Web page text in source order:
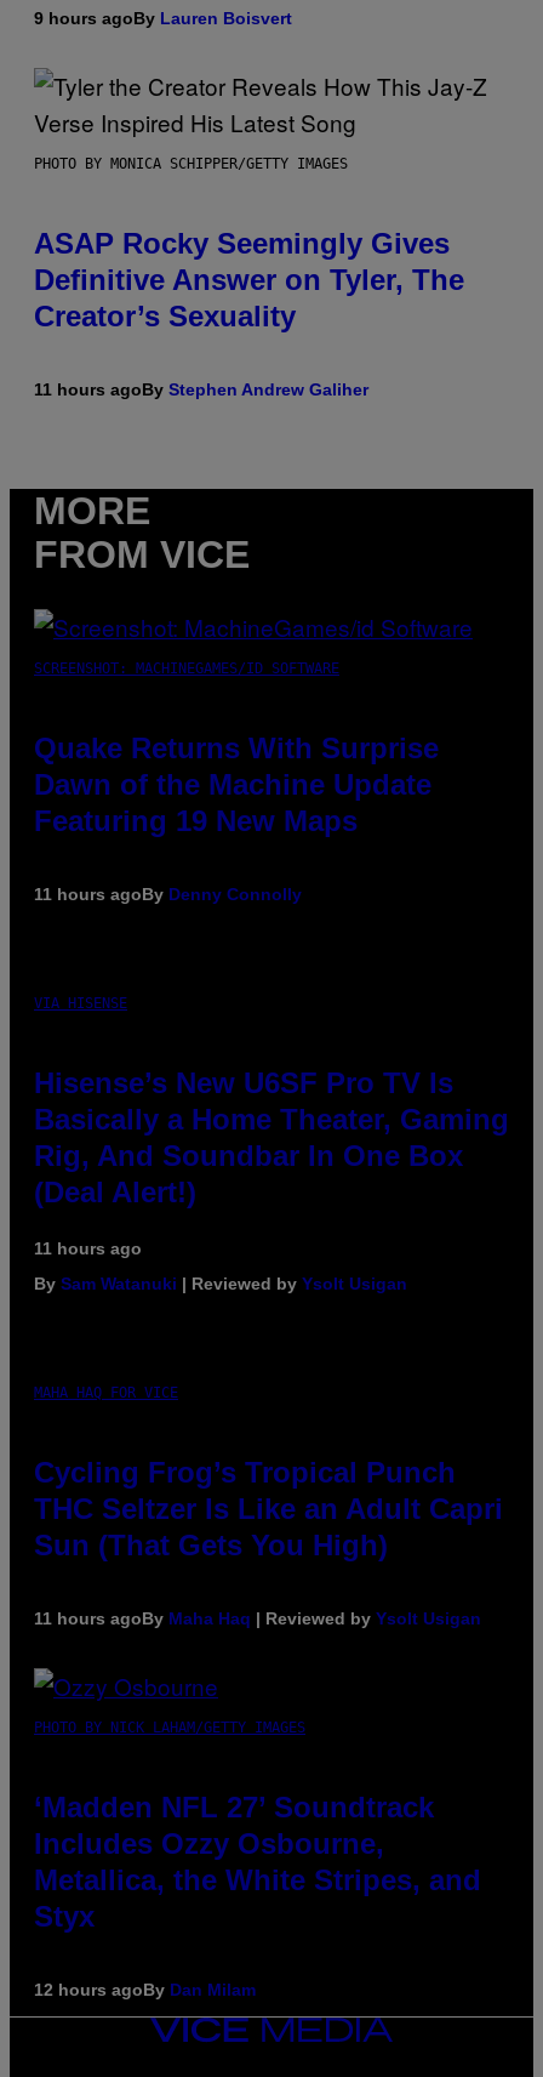
9 hours agoBy Lauren Boisvert
PHOTO BY MONICA SCHIPPER/GETTY IMAGES
ASAP Rocky Seemingly Gives
Definitive Answer on Tyler, The
Creator’s Sexuality
11 hours agoBy Stephen Andrew Galiher
MORE
FROM VICE
SCREENSHOT: MACHINEGAMES/ID SOFTWARE
Quake Returns With Surprise
Dawn of the Machine Update
Featuring 19 New Maps
11 hours agoBy Denny Connolly
VIA HISENSE
Hisense’s New U6SF Pro TV Is
Basically a Home Theater, Gaming
Rig, And Soundbar In One Box
(Deal Alert!)
11 hours ago
By Sam Watanuki | Reviewed by Ysolt Usigan
MAHA HAQ FOR VICE
Cycling Frog’s Tropical Punch
THC Seltzer Is Like an Adult Capri
Sun (That Gets You High)
11 hours agoBy Maha Haq | Reviewed by Ysolt Usigan
PHOTO BY NICK LAHAM/GETTY IMAGES
‘Madden NFL 27’ Soundtrack
Includes Ozzy Osbourne,
Metallica, the White Stripes, and
Styx
12 hours agoBy Dan Milam
VICE
MEDIA